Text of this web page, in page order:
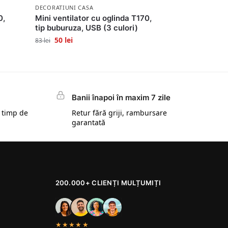
DECORATIUNI CASA
Mini ventilator cu oglinda T170,
tip buburuza, USB (3 culori)
83lei 50 lei
timp de
Banii înapoi în maxim 7 zile
Retur fără griji, rambursare
garantată
200.000+ CLIENȚI MULȚUMIȚI
★★★★★